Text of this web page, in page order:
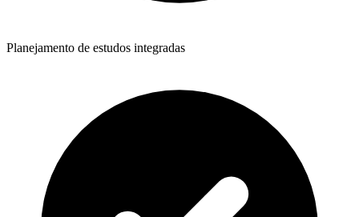
Planejamento de estudos integradas